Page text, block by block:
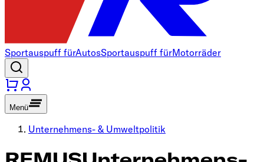
Sportauspuff fürAutosSportauspuff fürMotorräder
Menü
Unternehmens- & Umweltpolitik